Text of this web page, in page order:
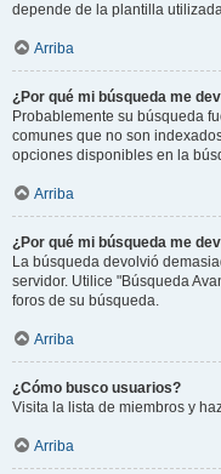
depende de la plantilla
Arriba
¿Por qué mi búsqueda me
Probablemente su búsqueda
comunes que no son
opciones disponibles en la
Arriba
¿Por qué mi búsqueda me
La búsqueda devolvió
servidor. Utilice "Búsqueda
foros de su búsqueda.
Arriba
¿Cómo busco usuarios?
Visita la lista de miembros y
Arriba